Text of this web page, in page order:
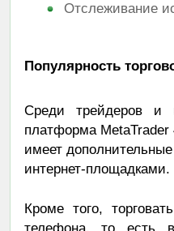
Отслеживание
Популярность
Среди трейдеров и
платформа
имеет
интернет-площадками.
Кроме того,
телефона, то есть